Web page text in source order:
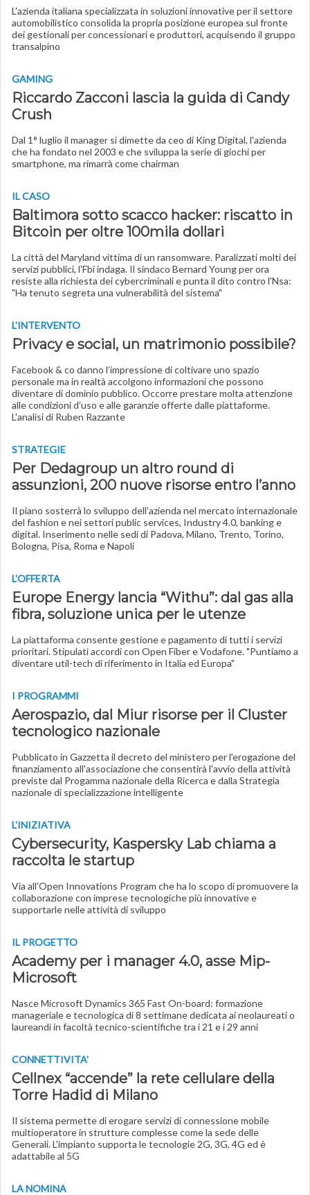
L'azienda italiana specializzata in soluzioni innovative per il settore
automobilistico consolida la propria posizione europea sul fronte
dei gestionali per concessionari e produttori, acquisendo il gruppo
transalpino
GAMING
Riccardo Zacconi lascia la guida di Candy
Crush
Dal 1° luglio il manager si dimette da ceo di King Digital, l'azienda
che ha fondato nel 2003 e che sviluppa la serie di giochi per
smartphone, ma rimarrà come chairman
IL CASO
Baltimora sotto scacco hacker: riscatto in
Bitcoin per oltre 100mila dollari
La città del Maryland vittima di un ransomware. Paralizzati molti dei
servizi pubblici, l'Fbi indaga. Il sindaco Bernard Young per ora
resiste alla richiesta dei cybercriminali e punta il dito contro l'Nsa:
"Ha tenuto segreta una vulnerabilità del sistema"
L'INTERVENTO
Privacy e social, un matrimonio possibile?
Facebook & co danno l’impressione di coltivare uno spazio
personale ma in realtà accolgono informazioni che possono
diventare di dominio pubblico. Occorre prestare molta attenzione
alle condizioni d’uso e alle garanzie offerte dalle piattaforme.
L'analisi di Ruben Razzante
STRATEGIE
Per Dedagroup un altro round di
assunzioni, 200 nuove risorse entro l’anno
Il piano sosterrà lo sviluppo dell’azienda nel mercato internazionale
del fashion e nei settori public services, Industry 4.0, banking e
digital. Inserimento nelle sedi di Padova, Milano, Trento, Torino,
Bologna, Pisa, Roma e Napoli
L'OFFERTA
Europe Energy lancia “Withu”: dal gas alla
fibra, soluzione unica per le utenze
La piattaforma consente gestione e pagamento di tutti i servizi
prioritari. Stipulati accordi con Open Fiber e Vodafone. "Puntiamo a
diventare util-tech di riferimento in Italia ed Europa"
I PROGRAMMI
Aerospazio, dal Miur risorse per il Cluster
tecnologico nazionale
Pubblicato in Gazzetta il decreto del ministero per l'erogazione del
finanziamento all'associazione che consentirà l'avvio della attività
previste dal Progamma nazionale della Ricerca e dalla Strategia
nazionale di specializzazione intelligente
L'INIZIATIVA
Cybersecurity, Kaspersky Lab chiama a
raccolta le startup
Via all'Open Innovations Program che ha lo scopo di promuovere la
collaborazione con imprese tecnologiche più innovative e
supportarle nelle attività di sviluppo
IL PROGETTO
Academy per i manager 4.0, asse Mip-
Microsoft
Nasce Microsoft Dynamics 365 Fast On-board: formazione
manageriale e tecnologica di 8 settimane dedicata ai neolaureati o
laureandi in facoltà tecnico-scientifiche tra i 21 e i 29 anni
CONNETTIVITA'
Cellnex “accende” la rete cellulare della
Torre Hadid di Milano
Il sistema permette di erogare servizi di connessione mobile
multioperatore in strutture complesse come la sede delle
Generali. L'impianto supporta le tecnologie 2G, 3G, 4G ed è
adattabile al 5G
LA NOMINA